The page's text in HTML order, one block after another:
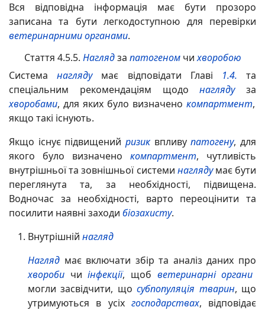
Вся відповідна інформація має бути прозоро
записана та бути легкодоступною для перевірки
ветеринарними органами.
Стаття 4.5.5. Наглядза патогеномчи хворобою
Системанаглядумає відповідати Главі 1.4. та
спеціальним рекомендаціям щодонаглядуза
хворобами, для яких було визначено компартмент,
якщо такі існують.
Якщо існує підвищений ризиквпливупатогену, для
якого було визначено компартмент, чутливість
внутрішньої та зовнішньої системи наглядумає бути
переглянута та, за необхідності, підвищена.
Водночас за необхідності, варто переоцінити та
посилити наявні заходи біозахисту.
Внутрішній нагляд
Нагляд має включати збір та аналіз даних про
хвороби чиінфекції, щоб ветеринарні органи
могли засвідчити, щосубпопуляція тварин, що
утримуються в усіх господарствах, відповідає